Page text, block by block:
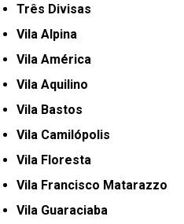
Três Divisas
Vila Alpina
Vila América
Vila Aquilino
Vila Bastos
Vila Camilópolis
Vila Floresta
Vila Francisco Matarazzo
Vila Guaraciaba